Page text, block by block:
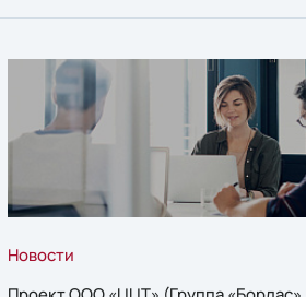
Новости